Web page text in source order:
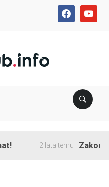
facebookyoutube
2 lata temu